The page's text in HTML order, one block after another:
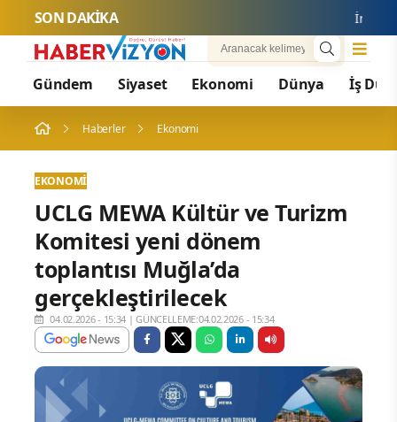
SON DAKİKA İran'dan
Gündem Siyaset Ekonomi Dünya İş
Haberler Ekonomi
EKONOMI
UCLG MEWA Kültür ve Turizm
Komitesi yeni dönem
toplantısı Muğla’da
gerçekleştirilecek
04.02.2026 - 15:34 |GÜNCELLEME:04.02.2026 - 15:34